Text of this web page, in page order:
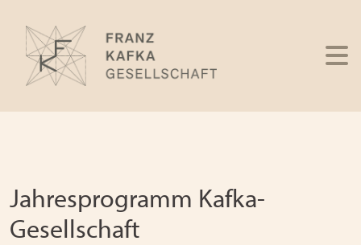
Jahresprogramm Kafka-
Gesellschaft